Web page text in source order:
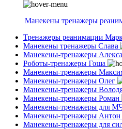
Манекены тренажеры
Тренажеры реанимации
Манекены тренажеры Слава
Манекены-тренажеры
Роботы-тренажеры Гоша
Манекены-тренажеры
Манекены-тренажеры Олег
Манекены-тренажеры
Манекены-тренажеры Роман
Манекены-тренажеры для
Манекены-тренажеры Антон
Манекены-тренажеры для